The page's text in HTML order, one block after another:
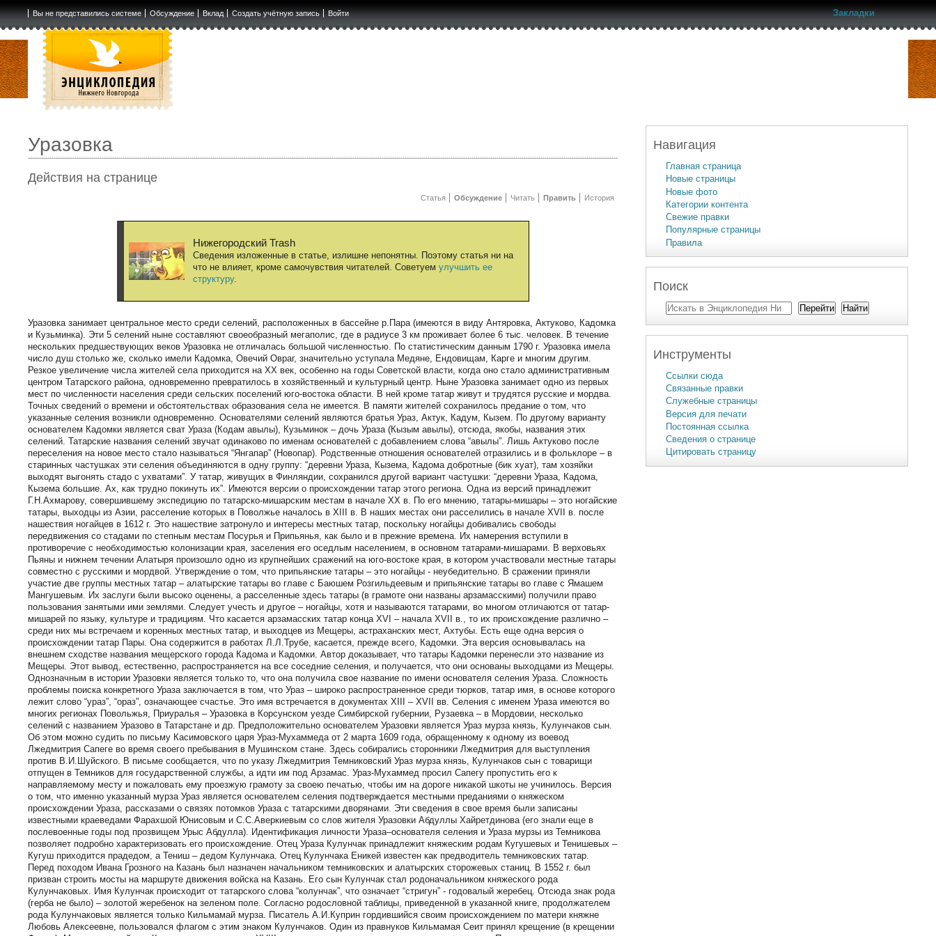
Вы не представились системе Обсуждение Вклад Создать учётную запись Войти Закладки
Уразовка
Действия на странице
Статья Обсуждение Читать Править История
Нижегородский Trash
Сведения изложенные в статье, излишне непонятны. Поэтому статья ни на
что не влияет, кроме самочувствия читателей. Советуем улучшить ее
структуру.
Уразовка занимает центральное место среди селений, расположенных в бассейне р.Пара (имеются в виду Антяровка, Актуково, Кадомка
и Кузьминка). Эти 5 селений ныне составляют своеобразный мегаполис, где в радиусе 3 км проживает более 6 тыс. человек. В течение
нескольких предшествующих веков Уразовка не отличалась большой численностью. По статистическим данным 1790 г. Уразовка имела
число душ столько же, сколько имели Кадомка, Овечий Овраг, значительно уступала Медяне, Ендовищам, Карге и многим другим.
Резкое увеличение числа жителей села приходится на XX век, особенно на годы Советской власти, когда оно стало административным
центром Татарского района, одновременно превратилось в хозяйственный и культурный центр. Ныне Уразовка занимает одно из первых
мест по численности населения среди сельских поселений юго-востока области. В ней кроме татар живут и трудятся русские и мордва.
Точных сведений о времени и обстоятельствах образования села не имеется. В памяти жителей сохранилось предание о том, что
указанные селения возникли одновременно. Основателями селений являются братья Ураз, Актук, Кадум, Кызем. По другому варианту
основателем Кадомки является сват Ураза (Кодам авылы), Кузьминок – дочь Ураза (Кызым авылы), отсюда, якобы, названия этих
селений. Татарские названия селений звучат одинаково по именам основателей с добавлением слова “авылы”. Лишь Актуково после
переселения на новое место стало называться “Янгапар” (Новопар). Родственные отношения основателей отразились и в фольклоре – в
старинных частушках эти селения объединяются в одну группу: “деревни Ураза, Кызема, Кадома добротные (бик хуат), там хозяйки
выходят выгонять стадо с ухватами”. У татар, живущих в Финляндии, сохранился другой вариант частушки: “деревни Ураза, Кадома,
Кызема большие. Ах, как трудно покинуть их”. Имеются версии о происхождении татар этого региона. Одна из версий принадлежит
Г.Н.Ахмарову, совершившему экспедицию по татарско-мишарским местам в начале XX в. По его мнению, татары-мишары – это ногайские
татары, выходцы из Азии, расселение которых в Поволжье началось в XIII в. В наших местах они расселились в начале XVII в. после
нашествия ногайцев в 1612 г. Это нашествие затронуло и интересы местных татар, поскольку ногайцы добивались свободы
передвижения со стадами по степным местам Посурья и Припьянья, как было и в прежние времена. Их намерения вступили в
противоречие с необходимостью колонизации края, заселения его оседлым населением, в основном татарами-мишарами. В верховьях
Пьяны и нижнем течении Алатыря произошло одно из крупнейших сражений на юго-востоке края, в котором участвовали местные татары
совместно с русскими и мордвой. Утверждение о том, что припьянские татары – это ногайцы - неубедительно. В сражении приняли
участие две группы местных татар – алатырские татары во главе с Баюшем Розгильдеевым и припьянские татары во главе с Ямашем
Мангушевым. Их заслуги были высоко оценены, а расселенные здесь татары (в грамоте они названы арзамасскими) получили право
пользования занятыми ими землями. Следует учесть и другое – ногайцы, хотя и называются татарами, во многом отличаются от татар-
мишарей по языку, культуре и традициям. Что касается арзамасских татар конца XVI – начала XVII в., то их происхождение различно –
среди них мы встречаем и коренных местных татар, и выходцев из Мещеры, астраханских мест, Ахтубы. Есть еще одна версия о
происхождении татар Пары. Она содержится в работах Л.Л.Трубе, касается, прежде всего, Кадомки. Эта версия основывалась на
внешнем сходстве названия мещерского города Кадома и Кадомки. Автор доказывает, что татары Кадомки перенесли это название из
Мещеры. Этот вывод, естественно, распространяется на все соседние селения, и получается, что они основаны выходцами из Мещеры.
Однозначным в истории Уразовки является только то, что она получила свое название по имени основателя селения Ураза. Сложность
проблемы поиска конкретного Ураза заключается в том, что Ураз – широко распространенное среди тюрков, татар имя, в основе которого
лежит слово “ураз”, “ораз”, означающее счастье. Это имя встречается в документах XIII – XVII вв. Селения с именем Ураза имеются во
многих регионах Повольжья, Приуралья – Уразовка в Корсунском уезде Симбирской губернии, Рузаевка – в Мордовии, несколько
селений с названием Уразово в Татарстане и др. Предположительно основателем Уразовки является Ураз мурза князь, Кулунчаков сын.
Об этом можно судить по письму Касимовского царя Ураз-Мухаммеда от 2 марта 1609 года, обращенному к одному из воевод
Лжедмитрия Сапеге во время своего пребывания в Мушинском стане. Здесь собирались сторонники Лжедмитрия для выступления
против В.И.Шуйского. В письме сообщается, что по указу Лжедмитрия Темниковский Ураз мурза князь, Кулунчаков сын с товарищи
отпущен в Темников для государственной службы, а идти им под Арзамас. Ураз-Мухаммед просил Сапегу пропустить его к
направляемому месту и пожаловать ему проезжую грамоту за своею печатью, чтобы им на дороге никакой шкоты не учинилось. Версия
о том, что именно указанный мурза Ураз является основателем селения подтверждается местными преданиями о княжеском
происхождении Ураза, рассказами о связях потомков Ураза с татарскими дворянами. Эти сведения в свое время были записаны
известными краеведами Фарахшой Юнисовым и С.С.Аверкиевым со слов жителя Уразовки Абдуллы Хайретдинова (его знали еще в
послевоенные годы под прозвищем Урыс Абдулла). Идентификация личности Ураза–основателя селения и Ураза мурзы из Темникова
позволяет подробно характеризовать его происхождение. Отец Ураза Кулунчак принадлежит княжеским родам Кугушевых и Тенишевых –
Кугуш приходится прадедом, а Тениш – дедом Кулунчака. Отец Кулунчака Еникей известен как предводитель темниковских татар.
Перед походом Ивана Грозного на Казань был назначен начальником темниковских и алатырских сторожевых станиц. В 1552 г. был
призван строить мосты на маршруте движения войска на Казань. Его сын Кулунчак стал родоначальником княжеского рода
Кулунчаковых. Имя Кулунчак происходит от татарского слова “колунчак”, что означает “стригун” - годовалый жеребец. Отсюда знак рода
(герба не было) – золотой жеребенок на зеленом поле. Согласно родословной таблицы, приведенной в указанной книге, продолжателем
рода Кулунчаковых является только Кильмамай мурза. Писатель А.И.Куприн гордившийся своим происхождением по матери княжне
Любовь Алексеевне, пользовался флагом с этим знаком Кулунчаков. Один из правнуков Кильмамая Сеит принял крещение (в крещении
Навигация
Главная страница
Новые страницы
Новые фото
Категории контента
Свежие правки
Популярные страницы
Правила
Поиск
Инструменты
Ссылки сюда
Связанные правки
Служебные страницы
Версия для печати
Постоянная ссылка
Сведения о странице
Цитировать страницу